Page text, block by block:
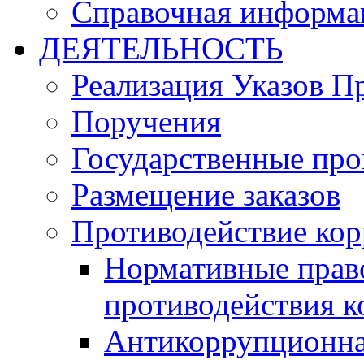
Справочная
ДЕЯТЕЛЬНОСТЬ
Реализация Указов
Поручения
Государственные
Размещение заказов
Противодействие
Нормативные
противодействия